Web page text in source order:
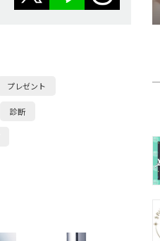
プレゼント
診断